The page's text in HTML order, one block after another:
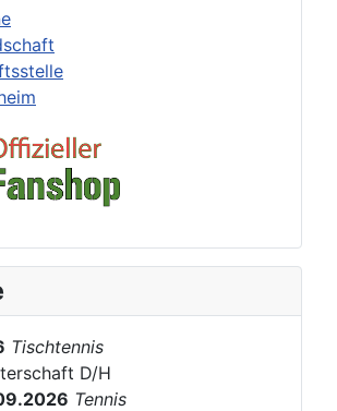
Tischtennis
D/H
Tennis